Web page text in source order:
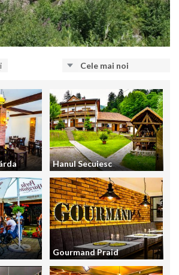
Cele mai noi
Hanul Secuiesc
Gourmand Praid